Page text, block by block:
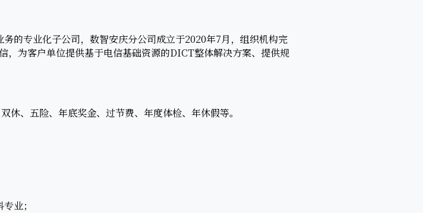
专业化子公司，数智安庆分公司成立于2020年7月，组织机构完
，为客户单位提供基于电信基础资源的DICT整体解决方案、提供规
休、五险、年底奖金、过节费、年度体检、年休假等。
业；